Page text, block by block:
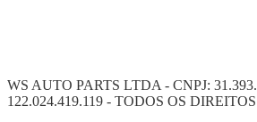
WS AUTO PARTS LTDA - CNPJ:
122.024.419.119 - TODOS OS